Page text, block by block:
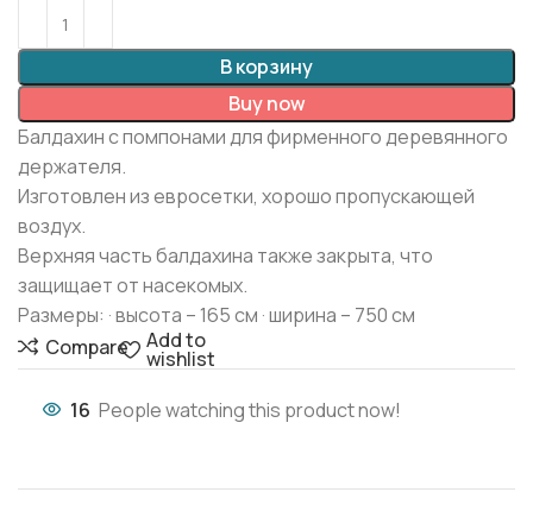
В корзину
Buy now
Балдахин с помпонами для фирменного деревянного
держателя.
Изготовлен из евросетки, хорошо пропускающей
воздух.
Верхняя часть балдахина также закрыта, что
защищает от насекомых.
Размеры: · высота – 165 см · ширина – 750 см
Compare
Add to
wishlist
16 People watching this product now!